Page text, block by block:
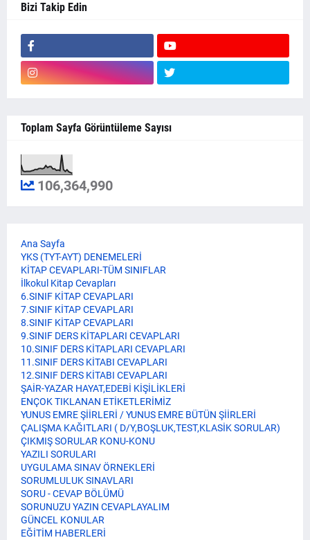
Bizi Takip Edin
Toplam Sayfa Görüntüleme Sayısı
106,364,990
Ana Sayfa
YKS (TYT-AYT) DENEMELERİ
KİTAP CEVAPLARI-TÜM SINIFLAR
İlkokul Kitap Cevapları
6.SINIF KİTAP CEVAPLARI
7.SINIF KİTAP CEVAPLARI
8.SINIF KİTAP CEVAPLARI
9.SINIF DERS KİTAPLARI CEVAPLARI
10.SINIF DERS KİTAPLARI CEVAPLARI
11.SINIF DERS KİTABI CEVAPLARI
12.SINIF DERS KİTABI CEVAPLARI
ŞAİR-YAZAR HAYAT,EDEBİ KİŞİLİKLERİ
ENÇOK TIKLANAN ETİKETLERİMİZ
YUNUS EMRE ŞİİRLERİ / YUNUS EMRE BÜTÜN ŞİİRLERİ
ÇALIŞMA KAĞITLARI ( D/Y,BOŞLUK,TEST,KLASİK SORULAR)
ÇIKMIŞ SORULAR KONU-KONU
YAZILI SORULARI
UYGULAMA SINAV ÖRNEKLERİ
SORUMLULUK SINAVLARI
SORU - CEVAP BÖLÜMÜ
SORUNUZU YAZIN CEVAPLAYALIM
GÜNCEL KONULAR
EĞİTİM HABERLERİ